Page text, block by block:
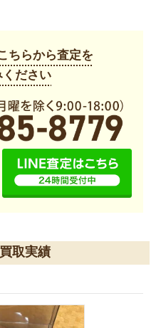
ちらから査定を
ください
取実績